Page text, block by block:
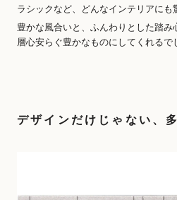
ラシックなど、どんなインテリアにも
豊かな風合いと、ふんわりとした踏
層心安らぐ豊かなものにしてくれるで
デザインだけじゃない、